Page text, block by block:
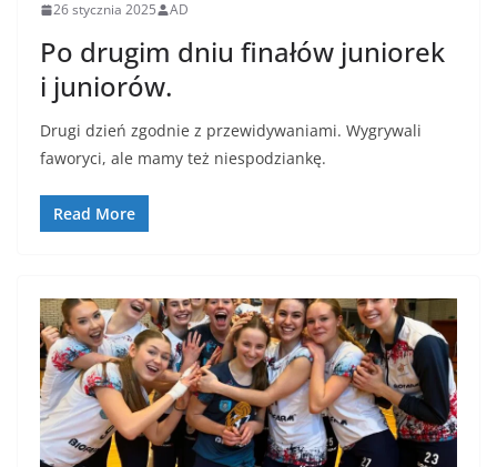
26 stycznia 2025 AD
Po drugim dniu finałów juniorek
i juniorów.
Drugi dzień zgodnie z przewidywaniami. Wygrywali
faworyci, ale mamy też niespodziankę.
Read More